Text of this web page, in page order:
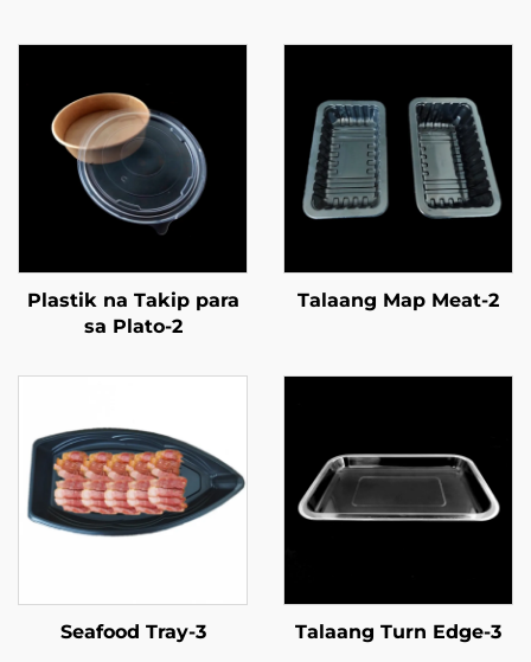
Plastik na Takip para
sa Plato-2
Talaang Map Meat-2
Seafood Tray-3 Talaang Turn Edge-3